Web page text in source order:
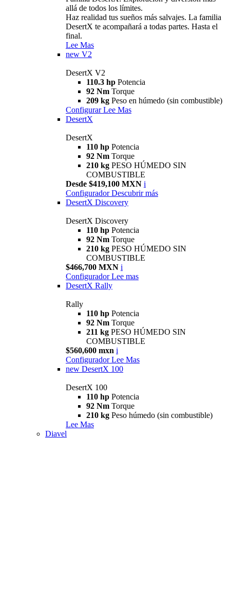
allá de todos los límites.
Haz realidad tus sueños más salvajes. La familia
DesertX te acompañará a todas partes. Hasta el
final.
Lee Mas
new V2
DesertX V2
110.3 hp Potencia
92 Nm Torque
209 kg Peso en húmedo (sin combustible)
Configurar Lee Mas
DesertX
DesertX
110 hp Potencia
92 Nm Torque
210 kg PESO HÚMEDO SIN
COMBUSTIBLE
Desde $419,100 MXN i
Configurador Descubrir más
DesertX Discovery
DesertX Discovery
110 hp Potencia
92 Nm Torque
210 kg PESO HÚMEDO SIN
COMBUSTIBLE
$466,700 MXN i
Configurador Lee mas
DesertX Rally
Rally
110 hp Potencia
92 Nm Torque
211 kg PESO HÚMEDO SIN
COMBUSTIBLE
$560,600 mxn i
Configurador Lee Mas
new DesertX 100
DesertX 100
110 hp Potencia
92 Nm Torque
210 kg Peso húmedo (sin combustible)
Lee Mas
Diavel